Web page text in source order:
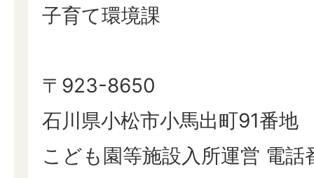
子育て環境課
〒923-8650
石川県小松市小馬出町91番地
こども園等施設入所運営 電